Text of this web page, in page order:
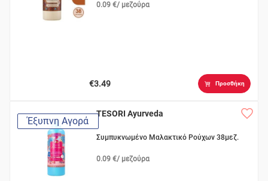
0.09 €/ μεζούρα
€3.49 Προσθήκη
Έξυπνη Αγορά
TESORI Ayurveda
Συμπυκνωμένο Μαλακτικό Ρούχων 38μεζ.
0.09 €/ μεζούρα